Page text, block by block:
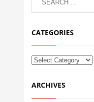
CATEGORIES
ARCHIVES